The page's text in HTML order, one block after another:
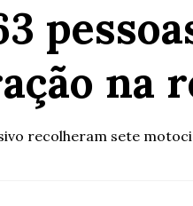
na
recolheram sete